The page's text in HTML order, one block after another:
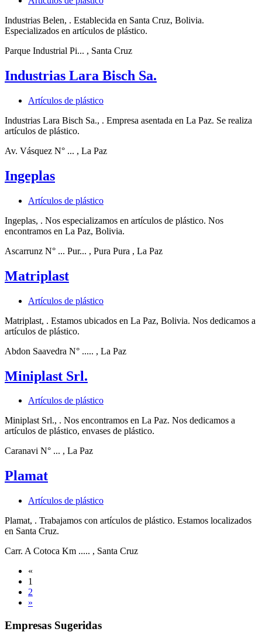
Industrias Belen, . Establecida en Santa Cruz, Bolivia.
Especializados en artículos de plástico.
Parque Industrial Pi... , Santa Cruz
Industrias Lara Bisch Sa.
Artículos de plástico
Industrias Lara Bisch Sa., . Empresa asentada en La Paz. Se realiza
artículos de plástico.
Av. Vásquez N° ... , La Paz
Ingeplas
Artículos de plástico
Ingeplas, . Nos especializamos en artículos de plástico. Nos
encontramos en La Paz, Bolivia.
Ascarrunz N° ... Pur... , Pura Pura , La Paz
Matriplast
Artículos de plástico
Matriplast, . Estamos ubicados en La Paz, Bolivia. Nos dedicamos a
artículos de plástico.
Abdon Saavedra N° ..... , La Paz
Miniplast Srl.
Artículos de plástico
Miniplast Srl., . Nos encontramos en La Paz. Nos dedicamos a
artículos de plástico, envases de plástico.
Caranavi N° ... , La Paz
Plamat
Artículos de plástico
Plamat, . Trabajamos con artículos de plástico. Estamos localizados
en Santa Cruz.
Carr. A Cotoca Km ..... , Santa Cruz
«
1
2
»
Empresas Sugeridas